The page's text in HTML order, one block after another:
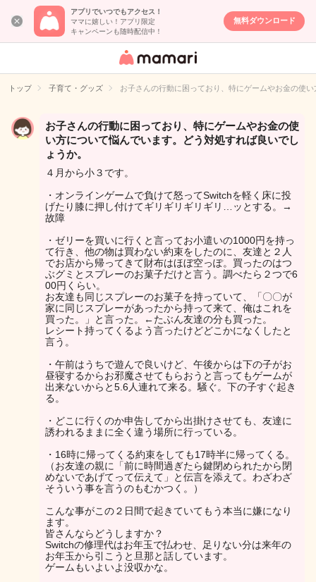
アプリでいつでもアクセス！
ママに嬉しい！アプリ限定
キャンペーンも随時配信中！
無料ダウンロード
女性専用匿名QA
イト
トップ 子育て・グッズ お子さんの行動に困っており、特にゲームやお金の使
お子さんの行動に困っており、特にゲームやお金の使
い方について悩んでいます。どう対処すれば良いでし
ょうか。
４月から小３です。
・オンラインゲームで負けて怒ってSwitchを軽く床に投
げたり膝に押し付けてギリギリギリギリ…ッとする。→
故障
・ゼリーを買いに行くと言ってお小遣いの1000円を持っ
て行き、他の物は買わない約束をしたのに、友達と２人
でお店から帰ってきて財布はほぼ空っぽ。買ったのはつ
ぶグミとスプレーのお菓子だけと言う。調べたら２つで6
00円くらい。
お友達も同じスプレーのお菓子を持っていて、「〇〇が
家に同じスプレーがあったから持って来て、俺はこれを
買った。」と言った。←たぶん友達の分も買った。
レシート持ってくるよう言ったけどどこかになくしたと
言う。
・午前はうちで遊んで良いけど、午後からは下の子がお
昼寝するからお邪魔させてもらおうと言ってもゲームが
出来ないからと5.6人連れて来る。騒ぐ。下の子すぐ起き
る。
・どこに行くのか申告してから出掛けさせても、友達に
誘われるままに全く違う場所に行っている。
・16時に帰ってくる約束をしても17時半に帰ってくる。
（お友達の親に「前に時間過ぎたら鍵閉められたから閉
めないであげてって伝えて」と伝言を添えて。わざわざ
そういう事を言うのもむかつく。）
こんな事がこの２日間で起きていてもう本当に嫌になり
ます。
皆さんならどうしますか？
Switchの修理代はお年玉で払わせ、足りない分は来年の
お年玉から引こうと旦那と話しています。
ゲームもいよいよ没収かな。